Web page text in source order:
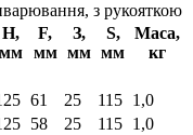
з рукояткою
Н,
мм
F,
мм
З,
мм
S,
мм
Маса,
кг
61 25 115 1,0
58 25 115 1,0